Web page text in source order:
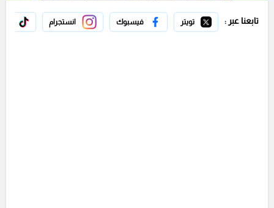
تابعنا عبر : تويتر فيسبوك انستجرام